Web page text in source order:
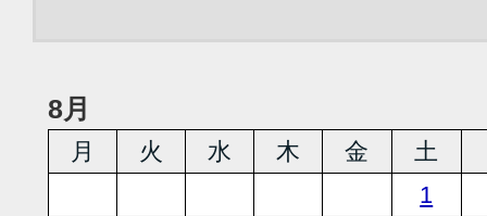
8月
月 火 水 木 金 土
1